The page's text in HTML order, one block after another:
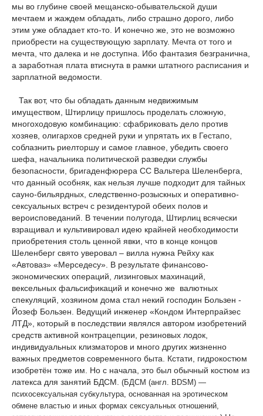
мы во глубине своей мещанско-обывательской души
мечтаем и жаждем обладать, либо страшно дорого, либо
этим уже обладает кто-то. И конечно же, это не возможно
приобрести на существующую зарплату. Мечта от того и
мечта, что далека и не доступна. Ибо фантазия безгранична,
а заработная плата втиснута в рамки штатного расписания и
зарплатной ведомости.
Так вот, что бы обладать данным недвижимым
имуществом, Штирлицу пришлось проделать сложную,
многоходовую комбинацию: сфабриковать дело против
хозяев, олигархов средней руки и упрятать их в Гестапо,
соблазнить риелторшу и самое главное, убедить своего
шефа, начальника политической разведки службы
безопасности, бригаденфюрера СС Вальтера Шеленберга,
что данный особняк, как нельзя лучше подходит для тайных
сауно-бильярдных, следственно-розыскных и оперативно-
сексуальных встреч с резидентурой обеих полов и
вероисповеданий. В течении полугода, Штирлиц всячески
взращивал и культивировал идею крайней необходимости
приобретения столь ценной явки, что в конце концов
Шеленберг свято уверовал – вилла нужна Рейху как
«Автоваз» «Мерседесу». В результате финансово-
экономических операций, лизинговых махинаций,
вексельных фальсификаций и конечно же валютных
спекуляций, хозяином дома стал некий господин Бользен -
Йозеф Бользен. Ведущий инженер «Кондом Интерпрайзес
ЛТД», который в последствии являлся автором изобретений
средств активной контрацепции, резиновых лодок,
индивидуальных клизматоров и много других жизненно
важных предметов современного быта. Кстати, гидрокостюм
изобретён тоже им. Но с начала, это был обычный костюм из
латекса для занятий БДСМ. (БДСМ (англ. BDSM) —
психосексуальная субкультура, основанная на эротическом
обмене властью и иных формах сексуальных отношений,